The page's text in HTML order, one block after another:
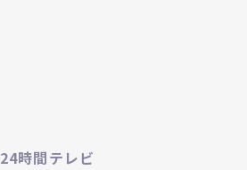
24時間テレビ